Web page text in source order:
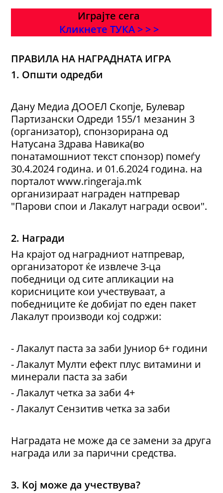
Играјте сега
Кликнете ТУКА > > >
ПРАВИЛА НА НАГРАДНАТА ИГРА
1. Општи одредби
Дану Медиа ДООЕЛ Скопје, Булевар
Партизански Одреди 155/1 мезанин 3
(организатор), спонзорирана од
Натусана Здрава Навика(во
понатамошниот текст спонзор) помеѓу
30.4.2024 година. и 01.6.2024 година. на
порталот www.ringeraja.mk
организираaт награден натпревар
"Парови спои и Лакалут награди освои".
2. Награди
На крајот од наградниот натпревар,
организаторот ќе извлече 3-ца
победници од сите апликации на
корисниците кои учествуваат, а
победниците ќе добијат по еден пакет
Лакалут производи кој содржи:
- Лакалут паста за заби Јуниор 6+ години
- Лакалут Мулти ефект плус витамини и
минерали паста за заби
- Лакалут четка за заби 4+
- Лакалут Сензитив четка за заби
Наградата не може да се замени за друга
награда или за парични средства.
3. Кој може да учествува?